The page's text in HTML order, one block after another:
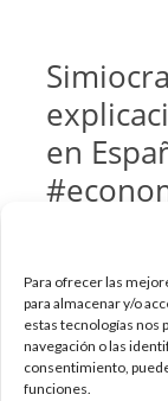
Para ofrecer las
para almacenar y/o
estas tecnologías
navegación o las
consentimiento,
funciones.
en
Después de
explicaba
inmobiliaria),
Simiocracia,
allá y nos
conjunto de